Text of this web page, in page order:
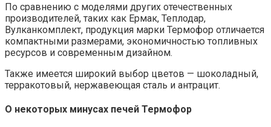
По сравнению с моделями других отечественных
производителей, таких как Ермак, Теплодар,
Вулканкомплект, продукция марки Термофор отличается
компактными размерами, экономичностью топливных
ресурсов и современным дизайном.
Также имеется широкий выбор цветов — шоколадный,
терракотовый, нержавеющая сталь и антрацит.
О некоторых минусах печей Термофор